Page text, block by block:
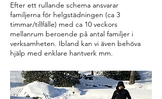
Efter ett rullande schema ansvarar
familjerna för helgstädningen (ca 3
timmar/tillfälle) med ca 10 veckors
mellanrum beroende på antal familjer i
verksamheten. Ibland kan vi även behöva
hjälp med enklare hantverk mm.